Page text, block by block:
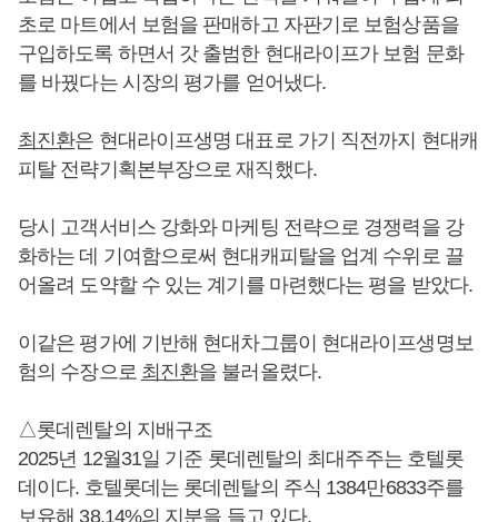
초로 마트에서 보험을 판매하고 자판기로 보험상품을
구입하도록 하면서 갓 출범한 현대라이프가 보험 문화
를 바꿨다는 시장의 평가를 얻어냈다.
최진환은 현대라이프생명 대표로 가기 직전까지 현대캐
피탈 전략기획본부장으로 재직했다.
당시 고객서비스 강화와 마케팅 전략으로 경쟁력을 강
화하는 데 기여함으로써 현대캐피탈을 업계 수위로 끌
어올려 도약할 수 있는 계기를 마련했다는 평을 받았다.
이같은 평가에 기반해 현대차그룹이 현대라이프생명보
험의 수장으로 최진환을 불러올렸다.
△롯데렌탈의 지배구조
2025년 12월31일 기준 롯데렌탈의 최대주주는 호텔롯
데이다. 호텔롯데는 롯데렌탈의 주식 1384만6833주를
보유해 38.14%의 지분을 들고 있다.